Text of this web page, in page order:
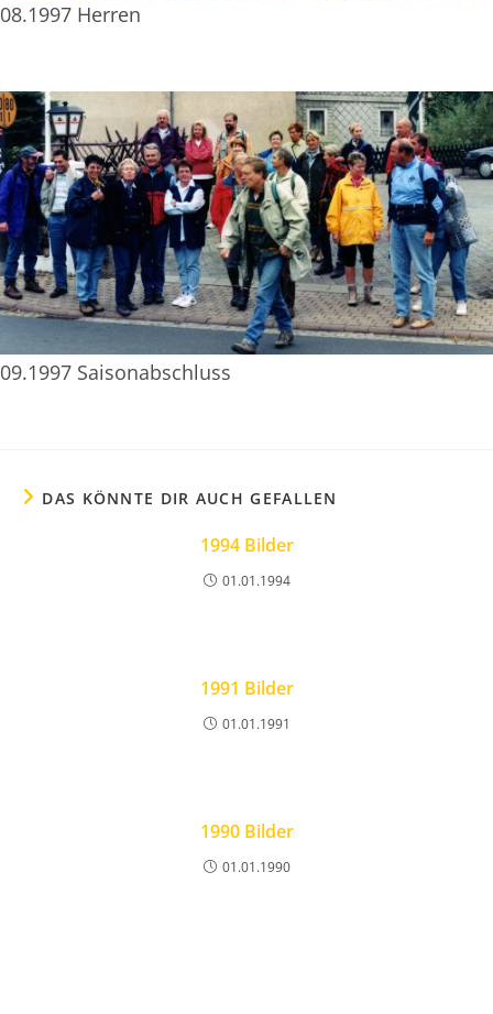
08.1997 Herren
09.1997 Saisonabschluss
DAS KÖNNTE DIR AUCH GEFALLEN
1994 Bilder
01.01.1994
1991 Bilder
01.01.1991
1990 Bilder
01.01.1990